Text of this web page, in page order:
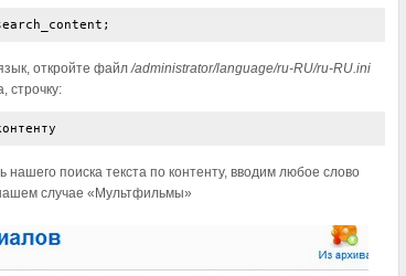
откройте файл/administrator/language/ru-RU/ru-RU.ini
строчку:
поиска текста по контенту, вводим любое слово
случае «Мультфильмы»